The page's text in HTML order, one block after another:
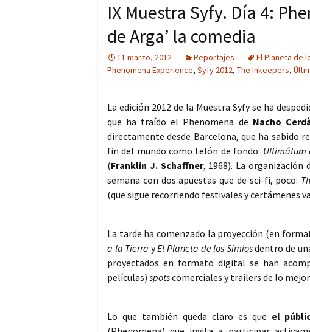
IX Muestra Syfy. Día 4:
de Arga’ la comedia
11 marzo, 2012 Reportajes El Planeta de
Phenomena Experience, Syfy 2012, The Inkeepers,
La edición 2012 de la Muestra Syfy se ha
que ha traído el Phenomena de Nacho
directamente desde Barcelona, que ha sabido
fin del mundo como telón de fondo: Ultimátum
(Franklin J. Schaffner, 1968). La organización
semana con dos apuestas que de sci-fi, poco:
(que sigue recorriendo festivales y certámenes
La tarde ha comenzado la proyección (en
a la Tierra yEl Planeta de los Simiosdentro de
proyectados en formato digital se han
películas) spotscomerciales y trailers de lo mejor
Lo que también queda claro es que el